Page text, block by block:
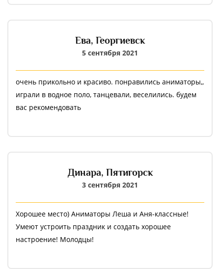
домой заболел. В общем, впечатление от отдыха не
плохое, но за такую стоимость подумайте о
Ева, Георгиевск
5 сентября 2021
очень прикольно и красиво. понравились аниматоры,,
играли в водное поло, танцевали, веселились. будем
вас рекомендовать
Динара, Пятигорск
3 сентября 2021
Хорошее место) Аниматоры Леша и Аня-классные!
Умеют устроить праздник и создать хорошее
настроение! Молодцы!